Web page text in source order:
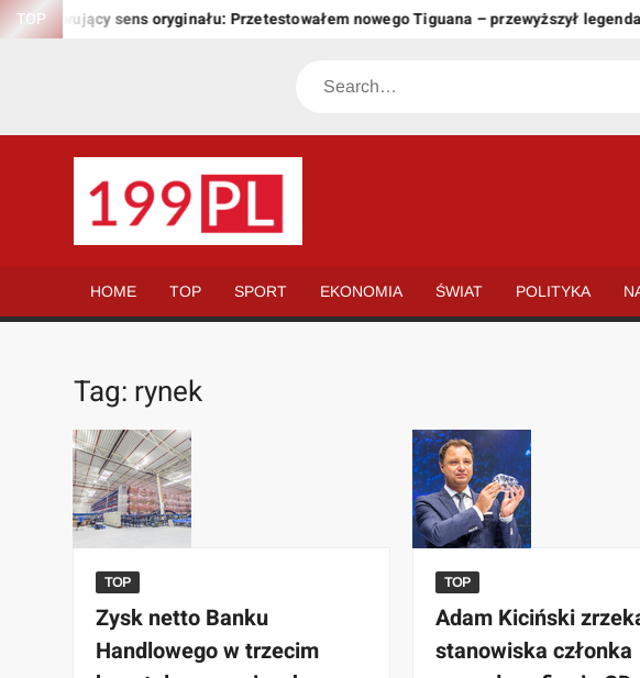
Skip
TOP sens oryginału: Przetestowałem nowego Tiguana – przewyższył
Search
świat
HOME TOP SPORT EKONOMIA ŚWIAT POLITYKA
Tag: rynek
TOP
Zysk netto Banku
Handlowego w trzecim
TOP
Adam Kiciński
stanowiska członka